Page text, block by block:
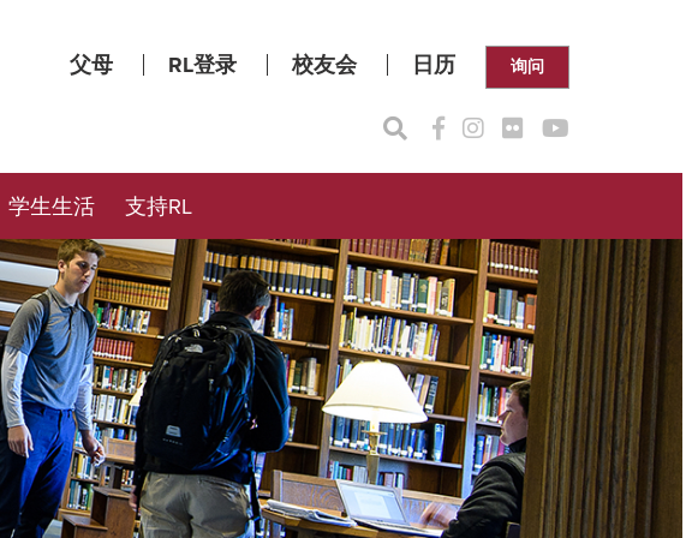
父母 RL登录 校友会 日历 询问
学生生活 支持RL